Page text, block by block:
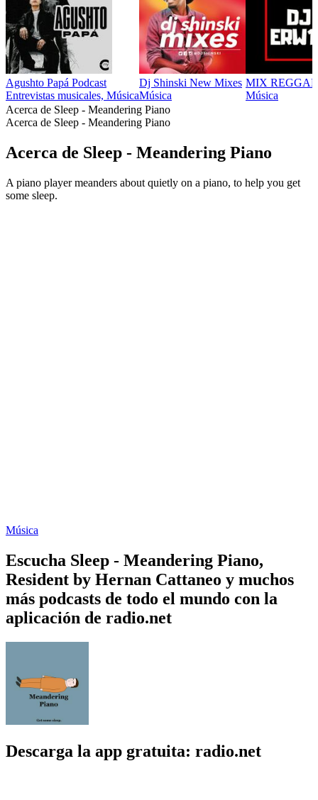
Agushto Papá Podcast
Entrevistas musicales, Música
Dj Shinski New Mixes
Música
MIX
Música
Acerca de Sleep - Meandering Piano
Acerca de Sleep - Meandering Piano
Acerca de Sleep - Meandering Piano
A piano player meanders about quietly on a piano, to help you get
some sleep.
Música
Escucha Sleep - Meandering Piano,
Resident by Hernan Cattaneo y muchos
más podcasts de todo el mundo con la
aplicación de radio.net
Descarga la app gratuita: radio.net